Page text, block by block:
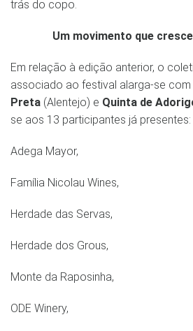
trás do copo.
Um movimento que
Em relação à edição anterior, o
associado ao festival alarga-se com
Preta (Alentejo) e Quinta de
se aos 13 participantes já presentes:
Adega Mayor,
Família Nicolau Wines,
Herdade das Servas,
Herdade dos Grous,
Monte da Raposinha,
ODE Winery,